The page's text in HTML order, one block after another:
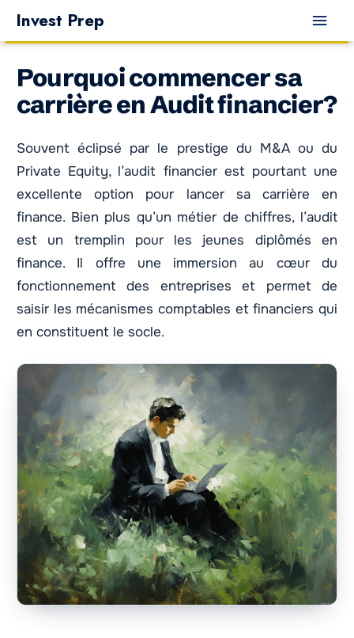
contenu
Invest Prep
Pourquoi commencer sa
carrière en Audit financier?
Souvent éclipsé par le prestige du M&A ou du
Private Equity, l’audit financier est pourtant une
excellente option pour lancer sa carrière en
finance. Bien plus qu’un métier de chiffres, l’audit
est un tremplin pour les jeunes diplômés en
finance. Il offre une immersion au cœur du
fonctionnement des entreprises et permet de
saisir les mécanismes comptables et financiers qui
en constituent le socle.